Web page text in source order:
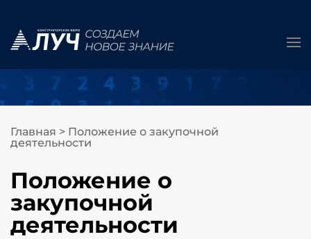
Главная > Положение о закупочной
деятельности
Положение о
закупочной
деятельности